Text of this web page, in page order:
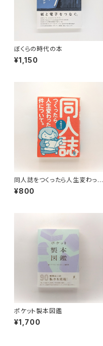
ぼくらの時代の本
¥1,150
同人誌をつくったら人生変わった
件について。
¥800
ポケット製本図鑑
¥1,700